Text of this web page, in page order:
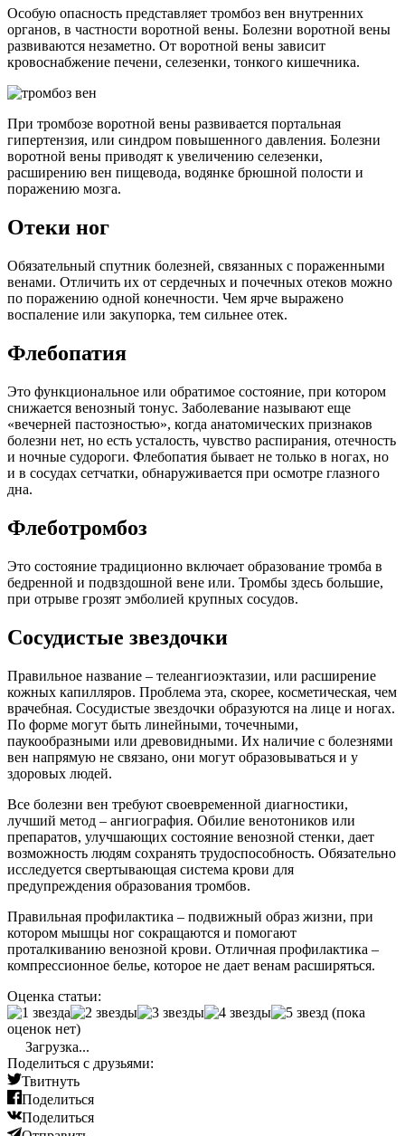
Особую опасность представляет тромбоз вен внутренних
органов, в частности воротной вены. Болезни воротной вены
развиваются незаметно. От воротной вены зависит
кровоснабжение печени, селезенки, тонкого кишечника.
При тромбозе воротной вены развивается портальная
гипертензия, или синдром повышенного давления. Болезни
воротной вены приводят к увеличению селезенки,
расширению вен пищевода, водянке брюшной полости и
поражению мозга.
Отеки ног
Обязательный спутник болезней, связанных с пораженными
венами. Отличить их от сердечных и почечных отеков можно
по поражению одной конечности. Чем ярче выражено
воспаление или закупорка, тем сильнее отек.
Флебопатия
Это функциональное или обратимое состояние, при котором
снижается венозный тонус. Заболевание называют еще
«вечерней пастозностью», когда анатомических признаков
болезни нет, но есть усталость, чувство распирания, отечность
и ночные судороги. Флебопатия бывает не только в ногах, но
и в сосудах сетчатки, обнаруживается при осмотре глазного
дна.
Флеботромбоз
Это состояние традиционно включает образование тромба в
бедренной и подвздошной вене или. Тромбы здесь большие,
при отрыве грозят эмболией крупных сосудов.
Сосудистые звездочки
Правильное название – телеангиоэктазии, или расширение
кожных капилляров. Проблема эта, скорее, косметическая, чем
врачебная. Сосудистые звездочки образуются на лице и ногах.
По форме могут быть линейными, точечными,
паукообразными или древовидными. Их наличие с болезнями
вен напрямую не связано, они могут образовываться и у
здоровых людей.
Все болезни вен требуют своевременной диагностики,
лучший метод – ангиография. Обилие венотоников или
препаратов, улучшающих состояние венозной стенки, дает
возможность людям сохранять трудоспособность. Обязательно
исследуется свертывающая система крови для
предупреждения образования тромбов.
Правильная профилактика – подвижный образ жизни, при
котором мышцы ног сокращаются и помогают
проталкиванию венозной крови. Отличная профилактика –
компрессионное белье, которое не дает венам расширяться.
Оценка статьи:
(пока
оценок нет)
Загрузка...
Поделиться с друзьями:
Твитнуть
Поделиться
Поделиться